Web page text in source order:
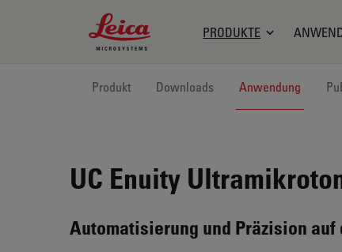
Leica Microsystems Logo
PRODUKTE
Produkt Downloads Anwendung
UC Enuity
Automatisierung und Präzision auf